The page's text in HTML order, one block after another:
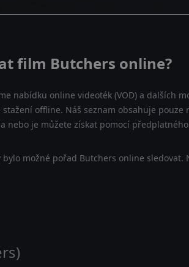
film Butchers online?
nabídku online videoték (VOD) a dalších
offline. Náš seznam obsahuje pouze
nebo je můžete získat pomocí
možné pořad Butchers online